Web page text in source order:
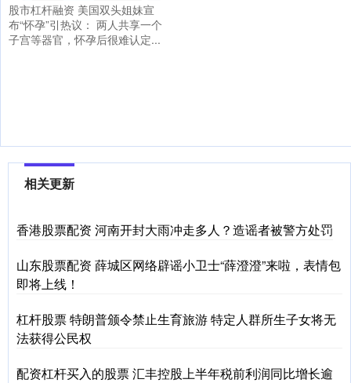
股市杠杆融资 美国双头姐妹宣
布“怀孕”引热议： 两人共享一个
子宫等器官，怀孕后很难认定...
相关更新
香港股票配资 河南开封大雨冲走多人？造谣者被警方处罚
山东股票配资 薛城区网络辟谣小卫士“薛澄澄”来啦，表情包
即将上线！
杠杆股票 特朗普颁令禁止生育旅游 特定人群所生子女将无
法获得公民权
配资杠杆买入的股票 汇丰控股上半年税前利润同比增长逾